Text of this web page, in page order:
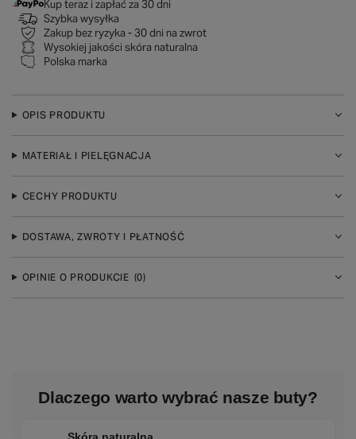
Kup teraz i zapłać za 30 dni
Szybka wysyłka
Zakup bez ryzyka - 30 dni na zwrot
Wysokiej jakości skóra naturalna
Polska marka
OPIS PRODUKTU
MATERIAŁ I PIELĘGNACJA
CECHY PRODUKTU
DOSTAWA, ZWROTY I PŁATNOŚĆ
OPINIE O PRODUKCIE (0)
Dlaczego warto wybrać nasze buty?
Skóra naturalna